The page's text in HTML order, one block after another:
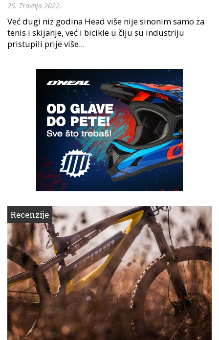
25. Travnja 2022.
Već dugi niz godina Head više nije sinonim samo za
tenis i skijanje, već i bicikle u čiju su industriju
pristupili prije više...
Recenzije